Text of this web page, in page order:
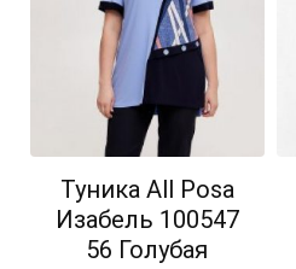
Туника All Posa
Изабель 100547
56 Голубая